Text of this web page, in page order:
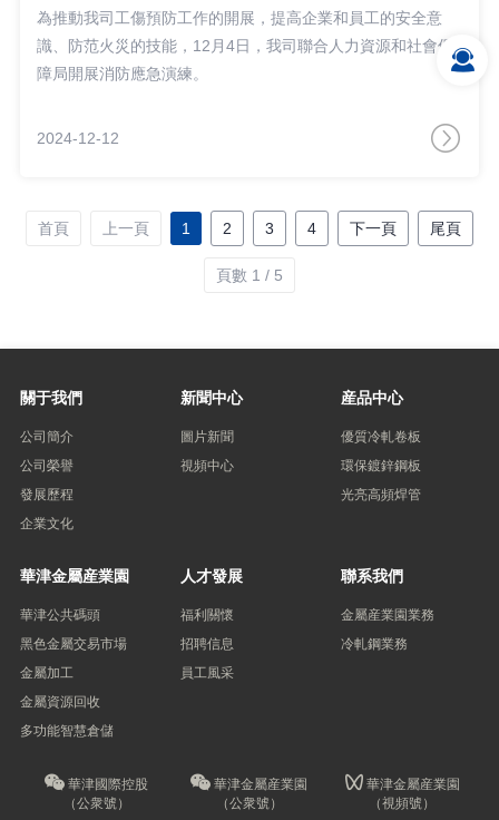
為推動我司工傷預防工作的開展，提高企業和員工的安全意
識、防范火災的技能，12月4日，我司聯合人力資源和社會保
障局開展消防應急演練。
2024-12-12
首頁 上一頁 1 2 3 4 下一頁 尾頁
頁數 1 / 5
關于我們
公司簡介
公司榮譽
發展歷程
企業文化
新聞中心
圖片新聞
視頻中心
産品中心
優質冷軋卷板
環保鍍鋅鋼板
光亮高頻焊管
華津金屬産業園
華津公共碼頭
黑色金屬交易市場
金屬加工
金屬資源回收
多功能智慧倉儲
人才發展
福利關懷
招聘信息
員工風采
聯系我們
金屬産業園業務
冷軋鋼業務
華津國際控股
（公衆號）
華津金屬産業園
（公衆號）
華津金屬産業園
（視頻號）